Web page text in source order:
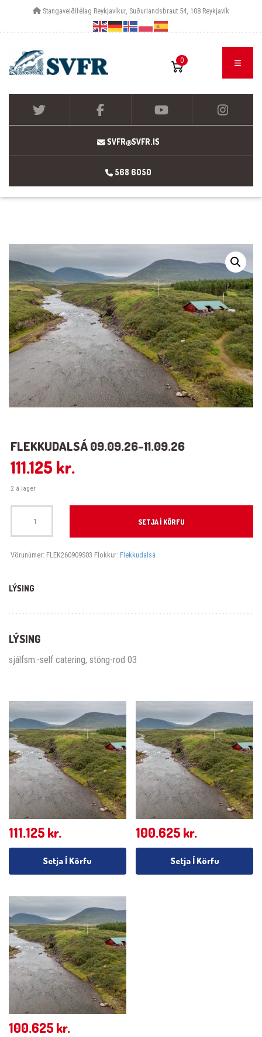
Stangaveiðifélag Reykjavíkur, Suðurlandsbraut 54, 108 Reykjavík
0
SVFR@SVFR.IS
568 6050
FLEKKUDALSÁ 09.09.26-11.09.26
111.125 kr.
2 á lager
Flekkudalsá 09.09.26-11.09.26 quantity
SETJA Í KÖRFU
Vörunúmer: FLEK260909S03 Flokkur: Flekkudalsá
LÝSING
LÝSING
sjálfsm.-self catering, stöng-rod 03
111.125 kr.
Setja Í Körfu
100.625 kr.
Setja Í Körfu
100.625 kr.